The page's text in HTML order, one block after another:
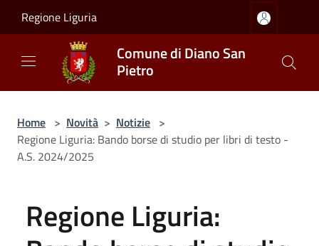
Regione Liguria
Comune di Diano San
Pietro
Home > Novità > Notizie >
Regione Liguria: Bando borse di studio per libri di testo -
A.S. 2024/2025
Regione Liguria: